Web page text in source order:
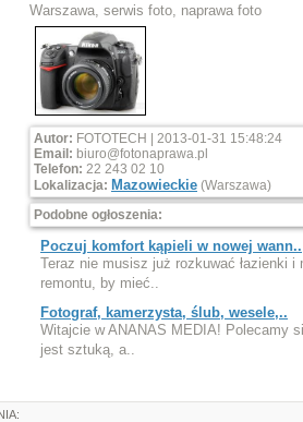
Warszawa, serwis foto, naprawa foto
Autor: FOTOTECH | 2013-01-31 15:48:24
Email: biuro@fotonaprawa.pl
Telefon: 22 243 02 10
Lokalizacja: Mazowieckie (Warszawa)
Podobne ogłoszenia:
Poczuj komfort kąpieli w nowej wann..
Teraz nie musisz już rozkuwać łazienki
remontu, by mieć..
Fotograf, kamerzysta, ślub, wesele,..
Witajcie w ANANAS MEDIA! Polecamy
jest sztuką, a..